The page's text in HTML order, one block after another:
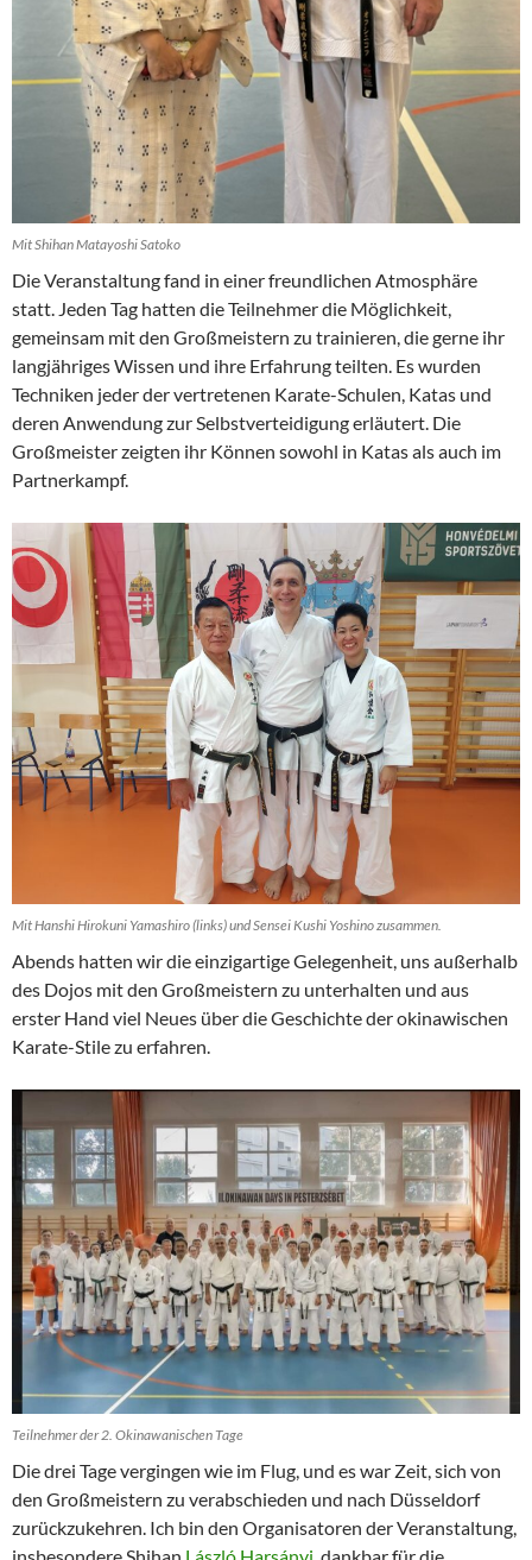
Mit Shihan Matayoshi Satoko
Die Veranstaltung fand in einer freundlichen Atmosphäre
statt. Jeden Tag hatten die Teilnehmer die Möglichkeit,
gemeinsam mit den Großmeistern zu trainieren, die gerne ihr
langjähriges Wissen und ihre Erfahrung teilten. Es wurden
Techniken jeder der vertretenen Karate-Schulen, Katas und
deren Anwendung zur Selbstverteidigung erläutert. Die
Großmeister zeigten ihr Können sowohl in Katas als auch im
Partnerkampf.
Mit Hanshi Hirokuni Yamashiro (links) und Sensei Kushi Yoshino zusammen.
Abends hatten wir die einzigartige Gelegenheit, uns außerhalb
des Dojos mit den Großmeistern zu unterhalten und aus
erster Hand viel Neues über die Geschichte der okinawischen
Karate-Stile zu erfahren.
Teilnehmer der 2. Okinawanischen Tage
Die drei Tage vergingen wie im Flug, und es war Zeit, sich von
den Großmeistern zu verabschieden und nach Düsseldorf
zurückzukehren. Ich bin den Organisatoren der Veranstaltung,